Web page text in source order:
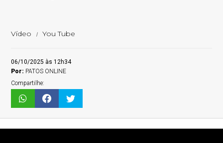
Vídeo You Tube
06/10/2025 às 12h34
Por: PATOS ONLINE
Compartilhe: